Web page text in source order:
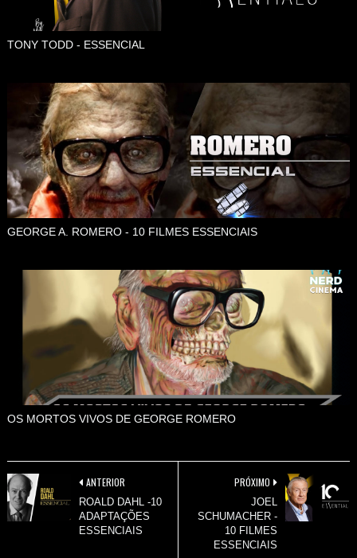
TONY TODD - ESSENCIAL
GEORGE A. ROMERO - 10 FILMES ESSENCIAIS
OS MORTOS VIVOS DE GEORGE ROMERO
PRÓXIMO
JOEL
SCHUMACHER -
10 FILMES
ESSENCIAIS
ANTERIOR
ROALD DAHL -10
ADAPTAÇÕES
ESSENCIAIS